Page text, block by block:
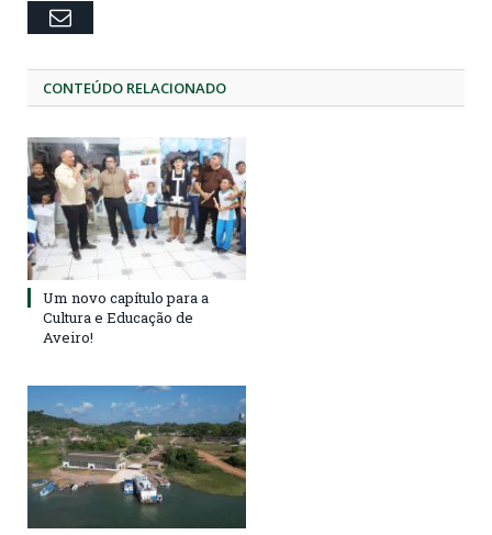
Email
CONTEÚDO RELACIONADO
Um novo capítulo para a
Cultura e Educação de
Aveiro!